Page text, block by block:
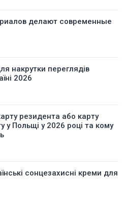
делают современные
накрутки переглядів
2026
резидента або карту
у Польщі у 2026 році та кому
сонцезахисні креми для